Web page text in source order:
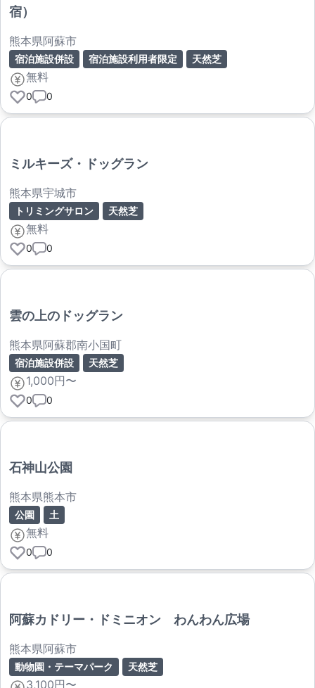
宿）
熊本県阿蘇市
宿泊施設併設 宿泊施設利用者限定 天然芝
無料
0 0
ミルキーズ・ドッグラン
熊本県宇城市
トリミングサロン 天然芝
無料
0 0
雲の上のドッグラン
熊本県阿蘇郡南小国町
宿泊施設併設 天然芝
1,000円〜
0 0
石神山公園
熊本県熊本市
公園 土
無料
0 0
阿蘇カドリー・ドミニオン わんわん広場
熊本県阿蘇市
動物園・テーマパーク 天然芝
3,100円〜